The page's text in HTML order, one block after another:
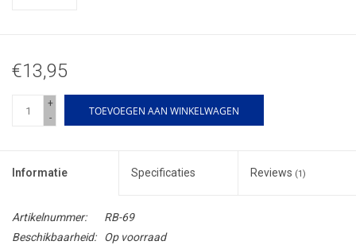
€13,95
+
-
TOEVOEGEN AAN WINKELWAGEN
Informatie Specificaties Reviews (1)
Artikelnummer:
RB-69
Beschikbaarheid:
Op voorraad